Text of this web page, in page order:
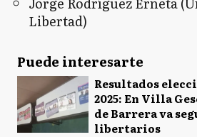
Libertad)
Puede interesarte
Resultados
2025: En Villa
de Barrera va
libertarios